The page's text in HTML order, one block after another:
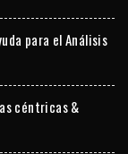
para el Análisis
céntricas &